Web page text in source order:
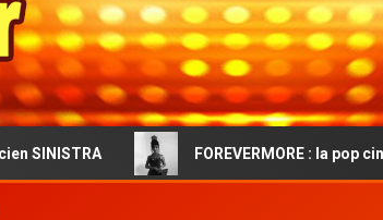
FOREVERMORE : la pop cinématographique